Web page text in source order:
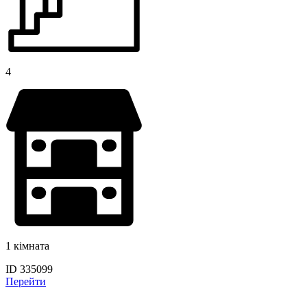
4
1 кімната
ID 335099
Перейти